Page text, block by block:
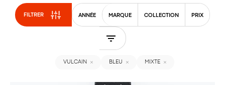
FILTRER ANNÉE MARQUE COLLECTION PRIX
VULCAIN BLEU MIXTE